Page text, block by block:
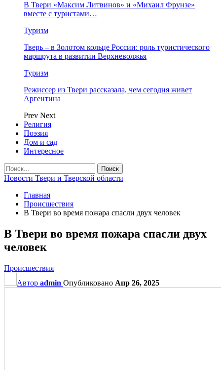
В Твери «Максим Литвинов» и «Михаил Фрунзе»
вместе с туристами…
Туризм
Тверь – в Золотом кольце России: роль туристического
маршрута в развитии Верхневолжья
Туризм
Режиссер из Твери рассказала, чем сегодня живет
Аргентина
Prev Next
Религия
Поэзия
Дом и сад
Интересное
Новости Твери и Тверской области
Главная
Происшествия
В Твери во время пожара спасли двух человек
В Твери во время пожара спасли двух
человек
Происшествия
Автор admin Опубликовано Апр 26, 2025